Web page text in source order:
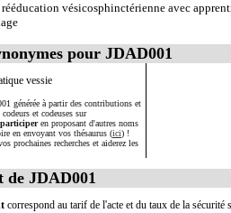
rééducation vésicosphinctérienne avec
pour JDAD001
vessie
générée à partir des contributions et
et codeuses sur
en proposant d'autres noms
en envoyant vos thésaurus (ici) !
prochaines recherches et aiderez les
de JDAD001
correspond au tarif de l'acte et du taux de la